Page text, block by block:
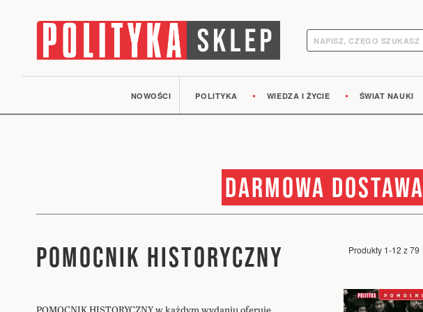
NOWOŚCI POLITYKA WIEDZA I ŻYCIE ŚWIAT NAUKI
DARMOWA DOSTAWA
Produkty 1-12 z79
POMOCNIK HISTORYCZNY